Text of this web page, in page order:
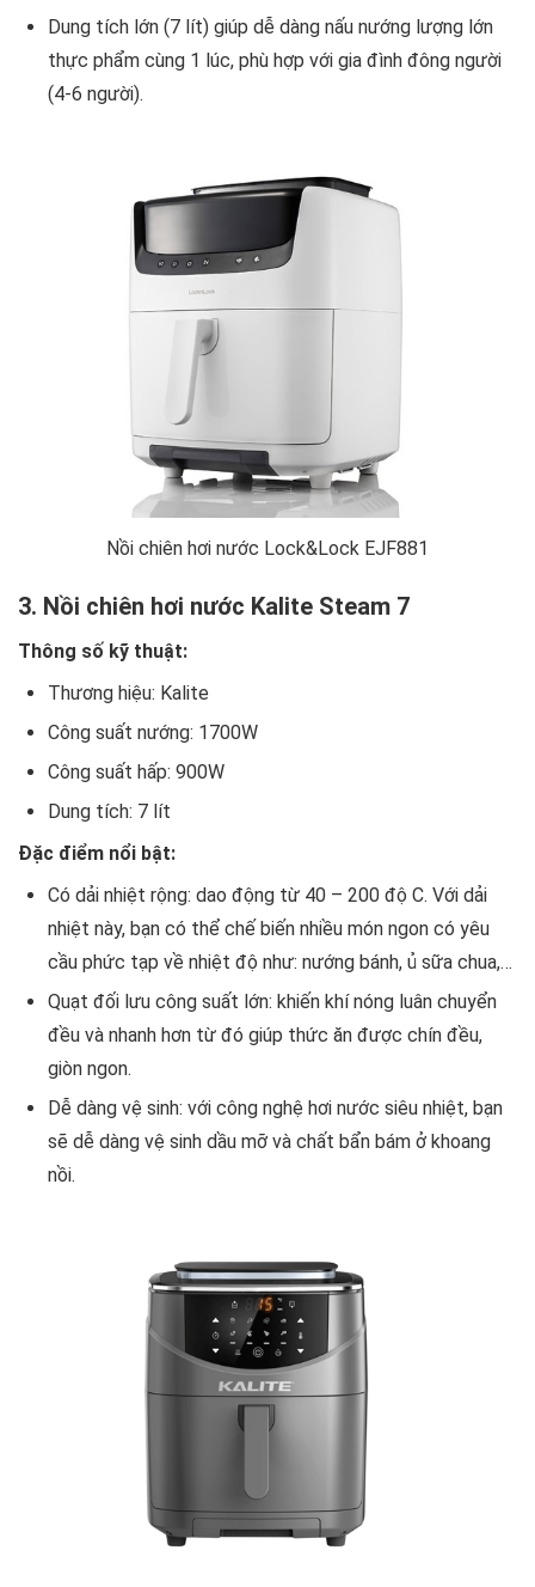
Dung tích lớn (7 lít) giúp dễ dàng nấu nướng lượng lớn
thực phẩm cùng 1 lúc, phù hợp với gia đình đông người
(4-6 người).
Nồi chiên hơi nước Lock&Lock EJF881
3. Nồi chiên hơi nước Kalite Steam 7
Thông số kỹ thuật:
Thương hiệu: Kalite
Công suất nướng: 1700W
Công suất hấp: 900W
Dung tích: 7 lít
Đặc điểm nổi bật:
Có dải nhiệt rộng: dao động từ 40 – 200 độ C. Với dải
nhiệt này, bạn có thể chế biến nhiều món ngon có yêu
cầu phức tạp về nhiệt độ như: nướng bánh, ủ sữa chua,…
Quạt đối lưu công suất lớn: khiến khí nóng luân chuyển
đều và nhanh hơn từ đó giúp thức ăn được chín đều,
giòn ngon.
Dễ dàng vệ sinh: với công nghệ hơi nước siêu nhiệt, bạn
sẽ dễ dàng vệ sinh dầu mỡ và chất bẩn bám ở khoang
nồi.